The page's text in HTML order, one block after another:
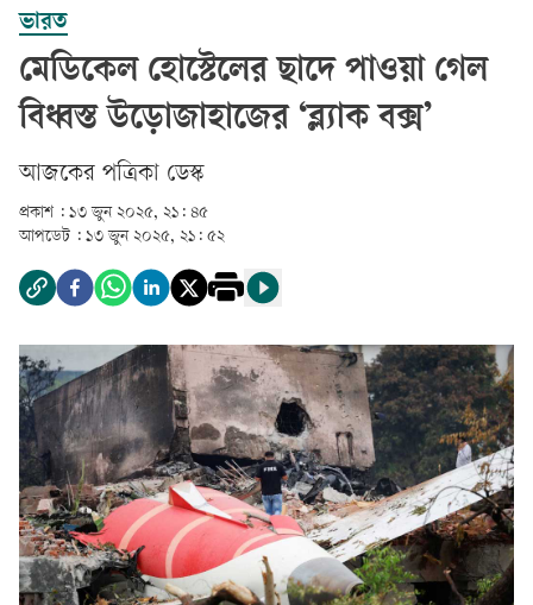
ভারত
মেডিকেল হোস্টেলের ছাদে পাওয়া গেল
বিধ্বস্ত উড়োজাহাজের ‘ব্ল্যাক বক্স’
আজকের পত্রিকা ডেস্ক­
প্রকাশ : ১৩ জুন ২০২৫, ২১: ৪৫
আপডেট : ১৩ জুন ২০২৫, ২১: ৫২